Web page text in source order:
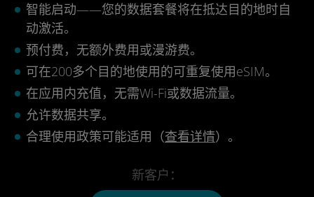
智能启动——您的数据套餐将在抵达目的地时自
动激活。
预付费，无额外费用或漫游费。
可在200多个目的地使用的可重复使用eSIM。
在应用内充值，无需Wi-Fi或数据流量。
允许数据共享。
合理使用政策可能适用（查看详情）。
新客户：